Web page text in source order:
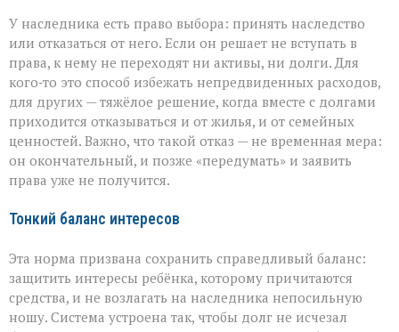
У наследника есть право выбора: принять наследство
или отказаться от него. Если он решает не вступать в
права, к нему не переходят ни активы, ни долги. Для
кого‑то это способ избежать непредвиденных расходов,
для других — тяжёлое решение, когда вместе с долгами
приходится отказываться и от жилья, и от семейных
ценностей. Важно, что такой отказ — не временная мера:
он окончательный, и позже «передумать» и заявить
права уже не получится.
Тонкий баланс интересов
Эта норма призвана сохранить справедливый баланс:
защитить интересы ребёнка, которому причитаются
средства, и не возлагать на наследника непосильную
ношу. Система устроена так, чтобы долг не исчезал